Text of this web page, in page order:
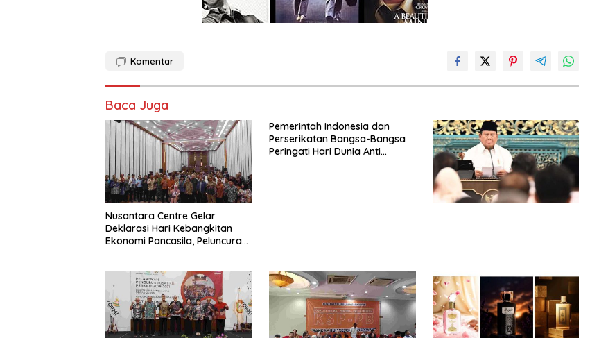
Komentar
Baca Juga
Nusantara Centre Gelar
Deklarasi Hari Kebangkitan
Ekonomi Pancasila, Peluncuran
Penjajahan (Pergolakan
Ekonomi Politik Indonesia) &
Simposium Nasional “Urgensi
Undang-Undang Perekonomian
Nasional dan Kesejahteraan
Pemerintah Indonesia dan
Perserikatan Bangsa-Bangsa
Peringati Hari Dunia Anti